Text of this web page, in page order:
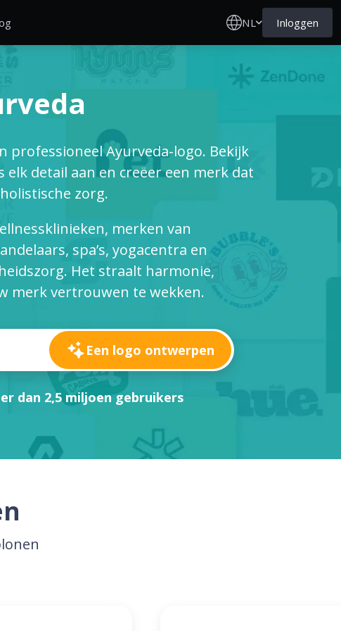
NL Inloggen
professioneel Ayurveda-logo. Bekijk
detail aan en creëer een merk dat
zorg.
merken van
spa’s, yogacentra en
Het straalt harmonie,
merk vertrouwen te wekken.
Een logo ontwerpen
dan 2,5 miljoen gebruikers